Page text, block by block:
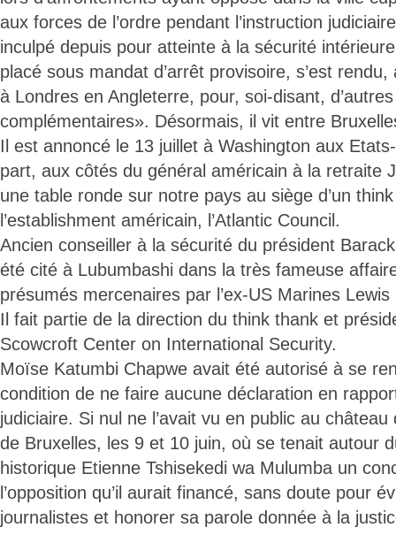
aux forces de l’ordre pendant l’instruction
inculpé depuis pour atteinte à la sécurité
placé sous mandat d’arrêt provisoire, s’est rendu,
à Londres en Angleterre, pour, soi-disant,
complémentaires». Désormais, il vit entre
Il est annoncé le 13 juillet à Washington aux
part, aux côtés du général américain à la retraite
une table ronde sur notre pays au siège d’un
l’establishment américain, l’Atlantic Council.
Ancien conseiller à la sécurité du président
été cité à Lubumbashi dans la très fameuse
présumés mercenaires par l’ex-US Marines
Il fait partie de la direction du think thank et
Scowcroft Center on International Security.
Moïse Katumbi Chapwe avait été autorisé à se
condition de ne faire aucune déclaration en
judiciaire. Si nul ne l’avait vu en public au
de Bruxelles, les 9 et 10 juin, où se tenait autour
historique Etienne Tshisekedi wa Mulumba un
l’opposition qu’il aurait financé, sans doute pour
journalistes et honorer sa parole donnée à la